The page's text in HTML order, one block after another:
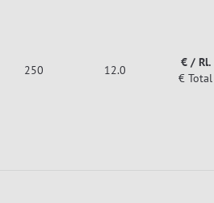
250 12.0
€ / Rl.
€ Total